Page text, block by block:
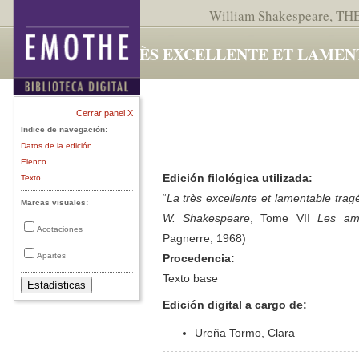
William Shakespeare,
LA TRÈS EXCELLENTE ET
Cerrar panel X
Indice de navegación:
Datos de la edición
Elenco
Texto
Marcas visuales:
Acotaciones
Apartes
Edición filológica utilizada:
“La très excellente et lamentable
W. Shakespeare, Tome VIILes
Pagnerre, 1968)
Procedencia:
Texto base
Edición digital a cargo de:
Ureña Tormo, Clara